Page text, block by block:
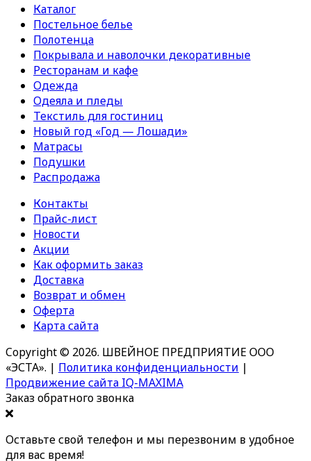
Каталог
Постельное белье
Полотенца
Покрывала и наволочки декоративные
Ресторанам и кафе
Одежда
Одеяла и пледы
Текстиль для гостиниц
Новый год «Год — Лошади»
Матрасы
Подушки
Распродажа
Контакты
Прайс-лист
Новости
Акции
Как оформить заказ
Доставка
Возврат и обмен
Оферта
Карта сайта
Copyright © 2026. ШВЕЙНОЕ ПРЕДПРИЯТИЕ ООО
«ЭСТА». | Политика конфиденциальности |
Продвижение сайта IQ-MAXIMA
Заказ обратного звонка
Оставьте свой телефон и мы перезвоним в удобное
для вас время!